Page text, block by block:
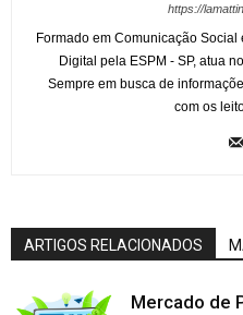
https://
Formado em Comunicação
Digital pela ESPM - SP, atua
Sempre em busca de
com os
ARTIGOS RELACIONADOS
Mercado de